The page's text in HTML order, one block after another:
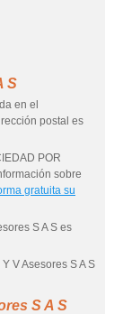
S
en el
postal es
POR
sobre
gratuita su
S A S es
V Asesores S A S
S A S